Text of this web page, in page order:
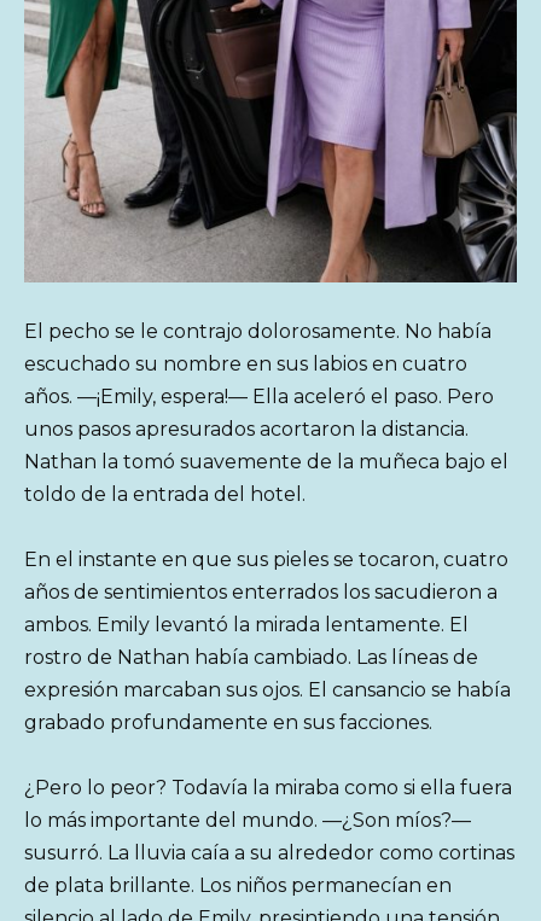
El pecho se le contrajo dolorosamente. No había
escuchado su nombre en sus labios en cuatro
años. —¡Emily, espera!— Ella aceleró el paso. Pero
unos pasos apresurados acortaron la distancia.
Nathan la tomó suavemente de la muñeca bajo el
toldo de la entrada del hotel.
En el instante en que sus pieles se tocaron, cuatro
años de sentimientos enterrados los sacudieron a
ambos. Emily levantó la mirada lentamente. El
rostro de Nathan había cambiado. Las líneas de
expresión marcaban sus ojos. El cansancio se había
grabado profundamente en sus facciones.
¿Pero lo peor? Todavía la miraba como si ella fuera
lo más importante del mundo. —¿Son míos?—
susurró. La lluvia caía a su alrededor como cortinas
de plata brillante. Los niños permanecían en